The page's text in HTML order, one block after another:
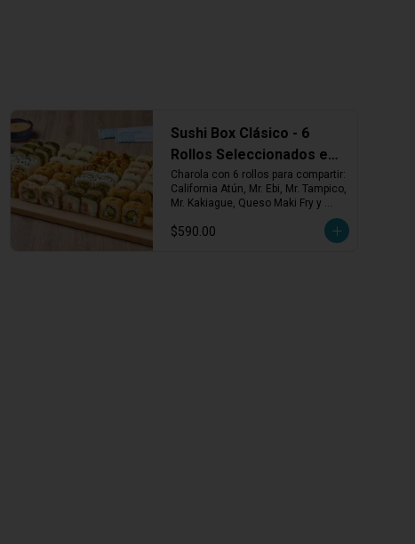
Sushi Box Clásico - 6
Rollos Seleccionados en
Charola para Compartir
Charola con 6 rollos para compartir:
California Atún, Mr. Ebi, Mr. Tampico,
Mr. Kakiague, Queso Maki Fry y
Filadelfia Salmón. ¡Variedad clásica
en cada bocado!
$590.00